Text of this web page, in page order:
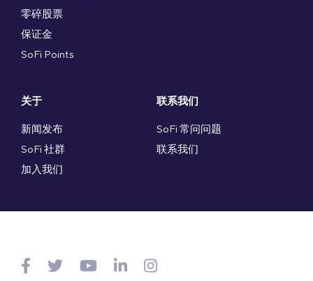
零碎股票
保证金
SoFi Points
关于
新闻发布
SoFi 社群
加入我们
联系我们
SoFi 常问问题
联系我们